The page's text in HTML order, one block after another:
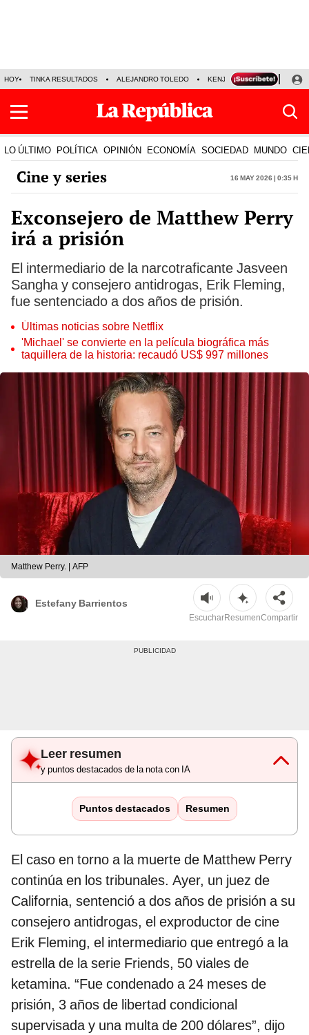
HOY TINKA RESULTADOS ALEJANDRO TOLEDO KENJI FUJIMORI
LO ÚLTIMO POLÍTICA OPINIÓN ECONOMÍA SOCIEDAD MUNDO
Cine y series 16 May 2026 | 0:35 h
Exconsejero de Matthew Perry
irá a prisión
El intermediario de la narcotraficante Jasveen
Sangha y consejero antidrogas, Erik Fleming,
fue sentenciado a dos años de prisión.
Últimas noticias sobre Netflix
'Michael' se convierte en la película biográfica más
taquillera de la historia: recaudó US$ 997 millones
Matthew Perry. | AFP
Estefany Barrientos
EscucharResumenCompartir
Leer resumen
y puntos destacados de la nota con IA
Puntos destacados Resumen
El caso en torno a la muerte de Matthew Perry
continúa en los tribunales. Ayer, un juez de
California, sentenció a dos años de prisión a su
consejero antidrogas, el exproductor de cine
Erik Fleming, el intermediario que entregó a la
estrella de la serie Friends, 50 viales de
ketamina. “Fue condenado a 24 meses de
prisión, 3 años de libertad condicional
supervisada y una multa de 200 dólares”, dijo